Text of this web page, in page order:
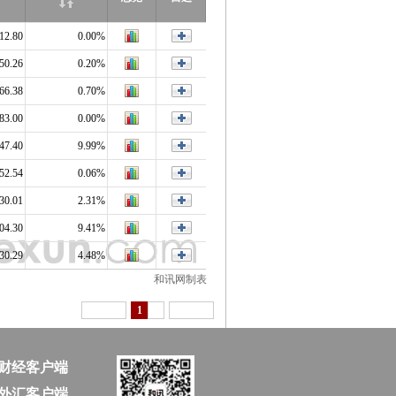
12.80 0.00%
0.20%
0.70%
0.00%
9.99%
0.06%
2.31%
9.41%
4.48%
和讯网制表
1
经客户端